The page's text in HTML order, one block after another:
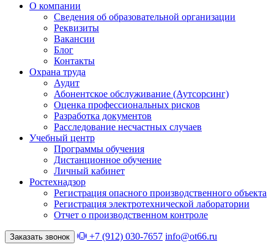
О компании
Сведения об образовательной организации
Реквизиты
Вакансии
Блог
Контакты
Охрана труда
Аудит
Абонентское обслуживание (Аутсорсинг)
Оценка профессиональных рисков
Разработка документов
Расследование несчастных случаев
Учебный центр
Программы обучения
Дистанционное обучение
Личный кабинет
Ростехнадзор
Регистрация опасного производственного объекта
Регистрация электротехнической лаборатории
Отчет о производственном контроле
Заказать звонок +7 (912) 030-7657 info@ot66.ru